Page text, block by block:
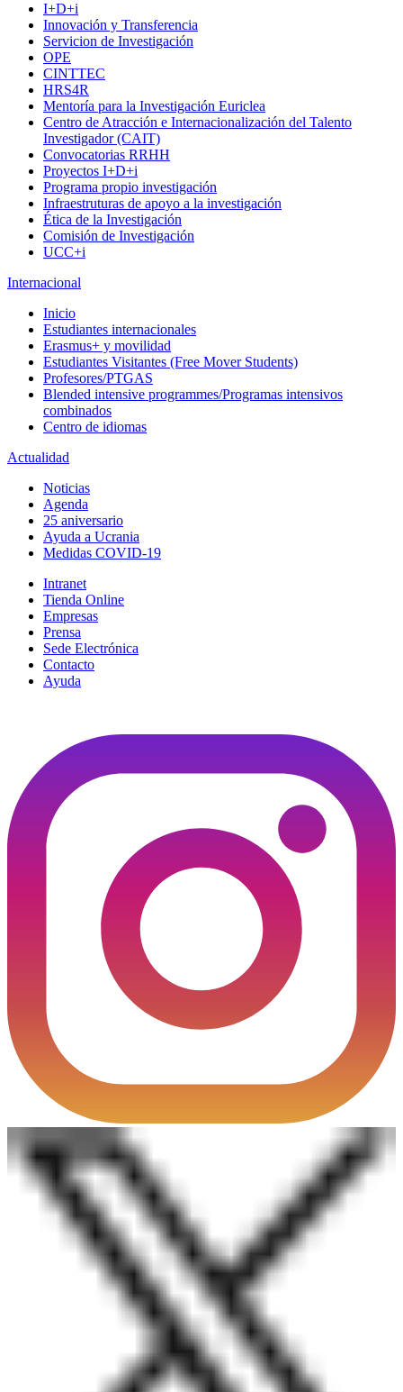
I+D+i
Innovación y Transferencia
Servicion de Investigación
OPE
CINTTEC
HRS4R
Mentoría para la Investigación Euriclea
Centro de Atracción e Internacionalización del Talento
Investigador (CAIT)
Convocatorias RRHH
Proyectos I+D+i
Programa propio investigación
Infraestruturas de apoyo a la investigación
Ética de la Investigación
Comisión de Investigación
UCC+i
Internacional
Inicio
Estudiantes internacionales
Erasmus+ y movilidad
Estudiantes Visitantes (Free Mover Students)
Profesores/PTGAS
Blended intensive programmes/Programas intensivos
combinados
Centro de idiomas
Actualidad
Noticias
Agenda
25 aniversario
Ayuda a Ucrania
Medidas COVID-19
Intranet
Tienda Online
Empresas
Prensa
Sede Electrónica
Contacto
Ayuda